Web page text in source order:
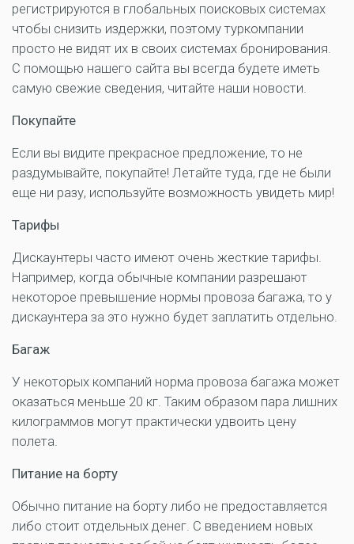
регистрируются в глобальных поисковых системах
чтобы снизить издержки, поэтому туркомпании
просто не видят их в своих системах бронирования.
С помощью нашего сайта вы всегда будете иметь
самую свежие сведения, читайте наши новости.
Покупайте
Если вы видите прекрасное предложение, то не
раздумывайте, покупайте! Летайте туда, где не были
еще ни разу, используйте возможность увидеть мир!
Тарифы
Дискаунтеры часто имеют очень жесткие тарифы.
Например, когда обычные компании разрешают
некоторое превышение нормы провоза багажа, то у
дискаунтера за это нужно будет заплатить отдельно.
Багаж
У некоторых компаний норма провоза багажа может
оказаться меньше 20 кг. Таким образом пара лишних
килограммов могут практически удвоить цену
полета.
Питание на борту
Обычно питание на борту либо не предоставляется
либо стоит отдельных денег. С введением новых